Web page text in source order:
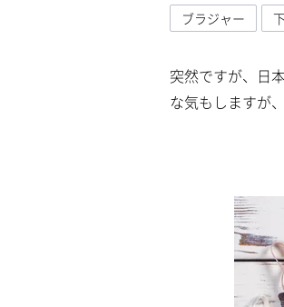
ブラジャー
U
m
突然ですが、日
な気もしますが